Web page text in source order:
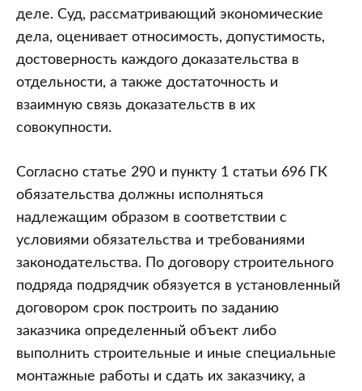
деле. Суд, рассматривающий экономические
дела, оценивает относимость, допустимость,
достоверность каждого доказательства в
отдельности, а также достаточность и
взаимную связь доказательств в их
совокупности.
Согласно статье 290 и пункту 1 статьи 696 ГК
обязательства должны исполняться
надлежащим образом в соответствии с
условиями обязательства и требованиями
законодательства. По договору строительного
подряда подрядчик обязуется в установленный
договором срок построить по заданию
заказчика определенный объект либо
выполнить строительные и иные специальные
монтажные работы и сдать их заказчику, а